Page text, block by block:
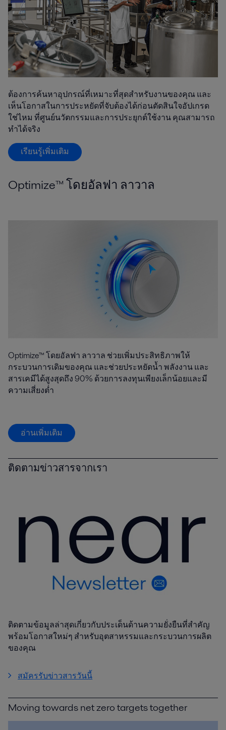
ต้องการค้นหาอุปกรณ์ที่เหมาะที่สุดสำหรับงานของคุณ และ
เห็นโอกาสในการประหยัดที่จับต้องได้ก่อนตัดสินใจอัปเกรด
ใช่ไหม ที่ศูนย์นวัตกรรมและการประยุกต์ใช้งาน คุณสามารถ
ทำได้จริง
เรียนรู้เพิ่มเติม
Optimize™ โดยอัลฟา ลาวาล
Optimize™ โดยอัลฟา ลาวาล ช่วยเพิ่มประสิทธิภาพให้
กระบวนการเดิมของคุณ และช่วยประหยัดน้ำ พลังงาน และ
สารเคมีได้สูงสุดถึง 90% ด้วยการลงทุนเพียงเล็กน้อยและมี
ความเสี่ยงต่ำ
อ่านเพิ่มเติม
ติดตามข่าวสารจากเรา
ติดตามข้อมูลล่าสุดเกี่ยวกับประเด็นด้านความยั่งยืนที่สำคัญ
พร้อมโอกาสใหม่ๆ สำหรับอุตสาหรรมและกระบวนการผลิต
ของคุณ
สมัครรับข่าวสารวันนี้
Moving towards net zero targets together